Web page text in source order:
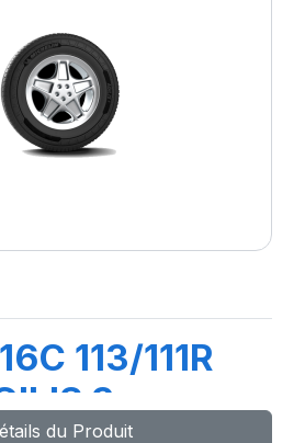
113/111R
3
du Produit